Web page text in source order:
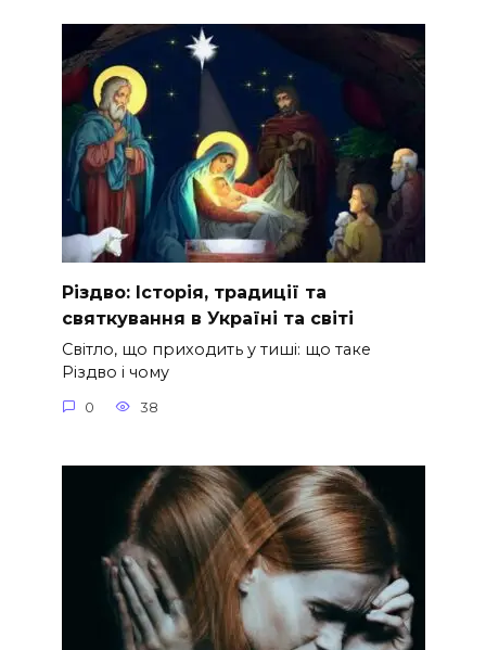
Різдво: Історія, традиції та
святкування в Україні та світі
Світло, що приходить у тиші: що таке
Різдво і чому
0 38